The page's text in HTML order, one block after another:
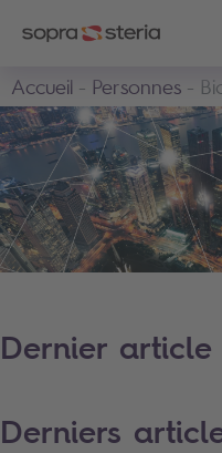
Accueil
Personnes
Dernier
Derniers